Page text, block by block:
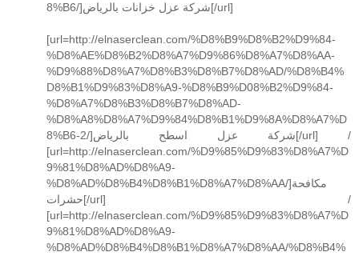
8%B6/]شركة عزل خزانات بالرياض[/url]
[url=http://elnaserclean.com/%D8%B9%D8%B2%D9%84-
%D8%AE%D8%B2%D8%A7%D9%86%D8%A7%D8%AA-
%D9%88%D8%A7%D8%B3%D8%B7%D8%AD/%D8%B4%
D8%B1%D9%83%D8%A9-%D8%B9%D08%B2%D9%84-
%D8%A7%D8%B3%D8%B7%D8%AD-
%D8%A8%D8%A7%D9%84%D8%B1%D9%8A%D8%A7%D
8%B6-2/]شركة عزل اسطح بالرياض[/url] /
[url=http://elnaserclean.com/%D9%85%D9%83%D8%A7%D
9%81%D8%AD%D8%A9-
%D8%AD%D8%B4%D8%B1%D8%A7%D8%AA/]مكافحة
حشرات[/url] /
[url=http://elnaserclean.com/%D9%85%D9%83%D8%A7%D
9%81%D8%AD%D8%A9-
%D8%AD%D8%B4%D8%B1%D8%A7%D8%AA/%D8%B4%